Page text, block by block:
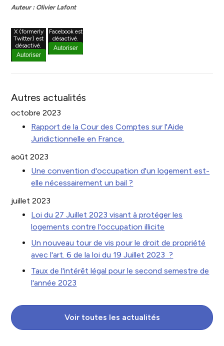
Auteur : Olivier Lafont
X (formerly
Twitter) est
désactivé.
Autoriser
Facebook est
désactivé.
Autoriser
Autres actualités
octobre 2023
Rapport de la Cour des Comptes sur l'Aide
Juridictionnelle en France.
août 2023
Une convention d'occupation d'un logement est-
elle nécessairement un bail ?
juillet 2023
Loi du 27 Juillet 2023 visant à protéger les
logements contre l'occupation illicite
Un nouveau tour de vis pour le droit de propriété
avec l'art. 6 de la loi du 19 Juillet 2023 ?
Taux de l'intérêt légal pour le second semestre de
l'année 2023
Voir toutes les actualités